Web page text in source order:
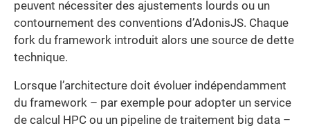
peuvent nécessiter des ajustements lourds ou un
contournement des conventions d’AdonisJS. Chaque
fork du framework introduit alors une source de dette
technique.
Lorsque l’architecture doit évoluer indépendamment
du framework – par exemple pour adopter un service
de calcul HPC ou un pipeline de traitement big data –